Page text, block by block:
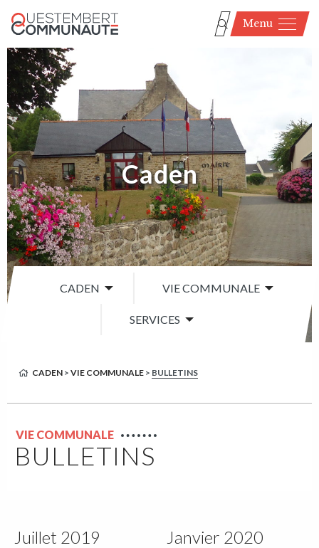
Menu
Caden
CADEN VIE COMMUNALE
SERVICES
CADEN > VIE COMMUNALE > BULLETINS
VIE COMMUNALE
BULLETINS
Juillet 2019 Janvier 2020